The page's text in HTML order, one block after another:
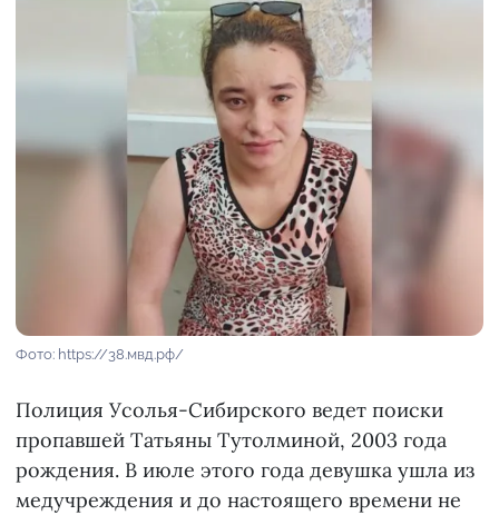
Фото: https://38.мвд.рф/
Полиция Усолья-Сибирского ведет поиски
пропавшей Татьяны Тутолминой, 2003 года
рождения. В июле этого года девушка ушла из
медучреждения и до настоящего времени не